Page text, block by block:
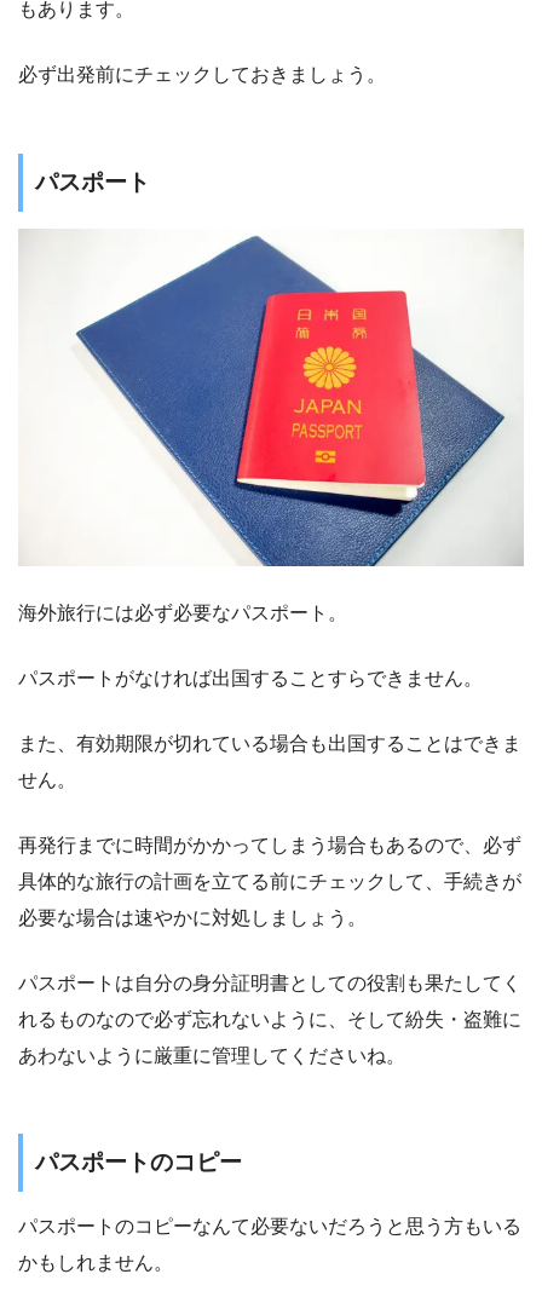
もあります。
必ず出発前にチェックしておきましょう。
パスポート
海外旅行には必ず必要なパスポート。
パスポートがなければ出国することすらできません。
また、有効期限が切れている場合も出国することはできま
せん。
再発行までに時間がかかってしまう場合もあるので、必ず
具体的な旅行の計画を立てる前にチェックして、手続きが
必要な場合は速やかに対処しましょう。
パスポートは自分の身分証明書としての役割も果たしてく
れるものなので必ず忘れないように、そして紛失・盗難に
あわないように厳重に管理してくださいね。
パスポートのコピー
パスポートのコピーなんて必要ないだろうと思う方もいる
かもしれません。